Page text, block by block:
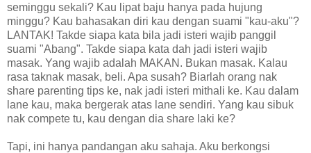
seminggu sekali? Kau lipat baju hanya pada hujung
minggu? Kau bahasakan diri kau dengan suami "kau-aku"?
LANTAK! Takde siapa kata bila jadi isteri wajib panggil
suami "Abang". Takde siapa kata dah jadi isteri wajib
masak. Yang wajib adalah MAKAN. Bukan masak. Kalau
rasa taknak masak, beli. Apa susah? Biarlah orang nak
share parenting tips ke, nak jadi isteri mithali ke. Kau dalam
lane kau, maka bergerak atas lane sendiri. Yang kau sibuk
nak compete tu, kau dengan dia share laki ke?
Tapi, ini hanya pandangan aku sahaja. Aku berkongsi